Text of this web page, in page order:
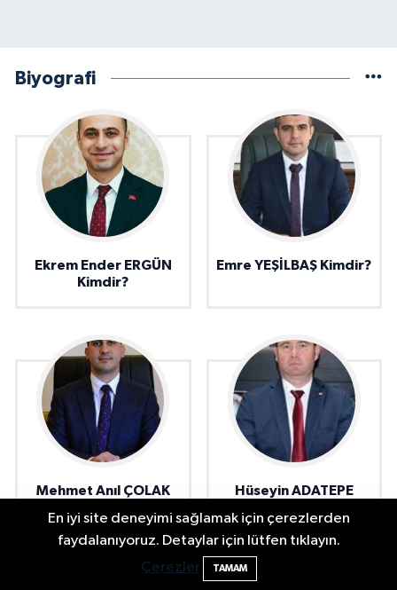
Biyografi
Ekrem Ender ERGÜN
Kimdir?
Emre YEŞİLBAŞ Kimdir?
Mehmet Anıl ÇOLAK
Hüseyin ADATEPE
En iyi site deneyimi sağlamak için çerezlerden
faydalanıyoruz. Detaylar için lütfen tıklayın.
Çerezler
TAMAM
2 Buzağı Hediyeli Bal Festivalinde Hande
Ünsal Sahne Alacak